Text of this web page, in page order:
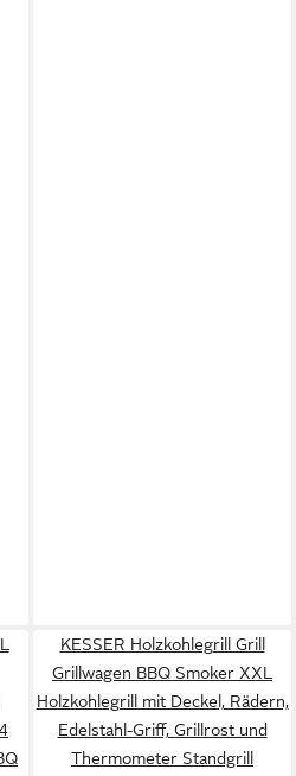
KESSER Holzkohlegrill Grill
Grillwagen BBQ Smoker XXL
Holzkohlegrill mit Deckel, Rädern,
Edelstahl-Griff, Grillrost und
Thermometer Standgrill